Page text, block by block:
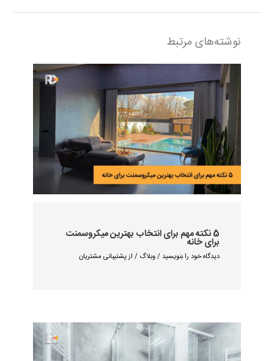
نوشته‌های مرتبط
5 نکته مهم برای انتخاب بهترین میکروسمنت
برای خانه
دیدگاه‌ خود را بنویسید /وبلاگ / ازپشتیبانی مشتریان